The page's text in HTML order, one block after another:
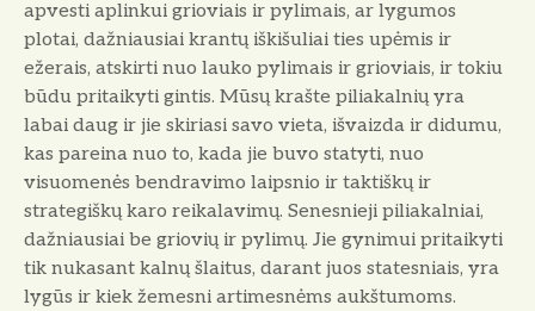
apvesti aplinkui grioviais ir pylimais, ar lygumos
plotai, dažniausiai krantų iškišuliai ties upėmis ir
ežerais, atskirti nuo lauko pylimais ir grioviais, ir tokiu
būdu pritaikyti gintis. Mūsų krašte piliakalnių yra
labai daug ir jie skiriasi savo vieta, išvaizda ir didumu,
kas pareina nuo to, kada jie buvo statyti, nuo
visuomenės bendravimo laipsnio ir taktiškų ir
strategiškų karo reikalavimų. Senesnieji piliakalniai,
dažniausiai be griovių ir pylimų. Jie gynimui pritaikyti
tik nukasant kalnų šlaitus, darant juos statesniais, yra
lygūs ir kiek žemesni artimesnėms aukštumoms.